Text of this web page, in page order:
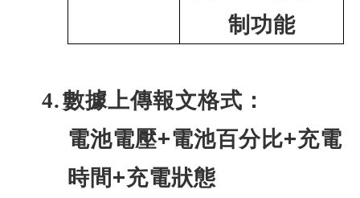
制功能
4.數據上傳報文格式：
電池電壓+電池百分比+充電
時間 +充電狀態